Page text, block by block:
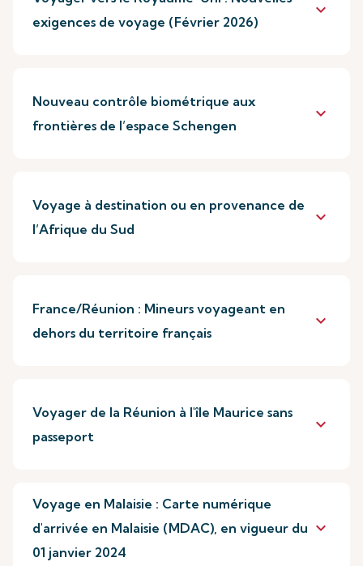
exigences de voyage (Février 2026)
keyboard_arrow_down
Nouveau contrôle biométrique aux
frontières de l’espace Schengen
keyboard_arrow_down
Voyage à destination ou en provenance de
l’Afrique du Sud
keyboard_arrow_down
France/Réunion : Mineurs voyageant en
dehors du territoire français
keyboard_arrow_down
Voyager de la Réunion à l'île Maurice sans
passeport
keyboard_arrow_down
Voyage en Malaisie : Carte numérique
d'arrivée en Malaisie (MDAC), en vigueur du
01 janvier 2024
keyboard_arrow_down